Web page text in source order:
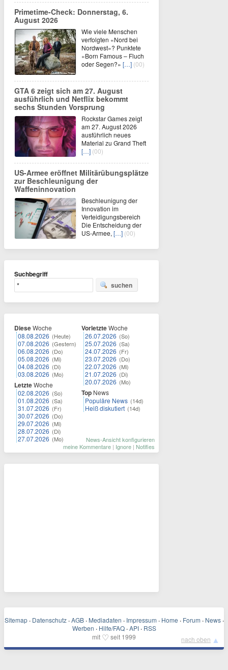
Primetime-Check: Donnerstag, 6.
August 2026
Wie viele Menschen
verfolgten «Nord bei
Nordwest»? Punktete
«Born Famous – Fluch
oder Segen?» […] (00)
GTA 6 zeigt sich am 27. August
ausführlich und Netflix bekommt
sechs Stunden Vorsprung
Rockstar Games zeigt
am 27. August 2026
ausführlich neues
Material zu Grand Theft
[…] (00)
US-Armee eröffnet Militärübungsplätze
zur Beschleunigung der
Waffeninnovation
Beschleunigung der
Innovation im
Verteidigungsbereich
Die Entscheidung der
US-Armee, […] (00)
Suchbegriff
suchen
DieseWoche
08.08.2026 (Heute)
07.08.2026 (Gestern)
06.08.2026 (Do)
05.08.2026 (Mi)
04.08.2026 (Di)
03.08.2026 (Mo)
LetzteWoche
02.08.2026 (So)
01.08.2026 (Sa)
31.07.2026 (Fr)
30.07.2026 (Do)
29.07.2026 (Mi)
28.07.2026 (Di)
27.07.2026 (Mo)
VorletzteWoche
26.07.2026 (So)
25.07.2026 (Sa)
24.07.2026 (Fr)
23.07.2026 (Do)
22.07.2026 (Mi)
21.07.2026 (Di)
20.07.2026 (Mo)
Top News
Populäre News (14d)
Heiß diskutiert (14d)
News-Ansicht konfigurieren
meine Kommentare | Ignore | Notifies
Sitemap · Datenschutz · AGB · Mediadaten · Impressum · Home · Forum · News ·
Werben · Hilfe/FAQ · API · RSS
mit ♡ seit 1999 nach oben ▲